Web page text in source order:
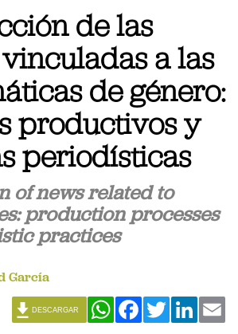
de las
a las
de género:
productivos y
periodísticas
of news related to
production processes
practices
García
WhatsAppFacebookTwitter
DESCARGAR